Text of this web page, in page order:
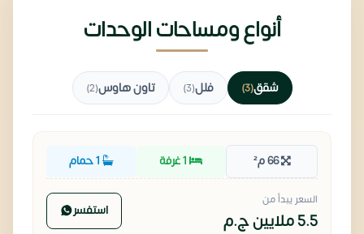
أنواع ومساحات الوحدات
شقق(3) فلل(3) تاون هاوس(2)
66 م² 1 غرفة
السعر يبدأ من
5.5 ملايين ج.م استفسر